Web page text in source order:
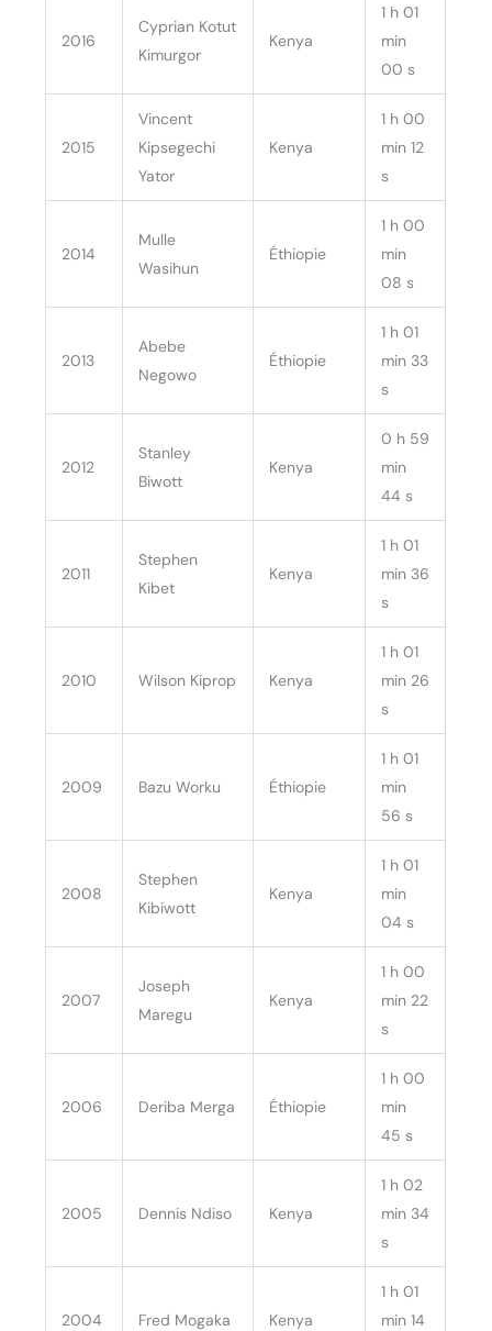
2016
Cyprian Kotut
Kimurgor
Kenya
1 h 01
min
00 s
2015
Vincent
Kipsegechi
Yator
Kenya
1 h 00
min 12
s
2014
Mulle
Wasihun
Éthiopie
1 h 00
min
08 s
2013
Abebe
Negowo
Éthiopie
1 h 01
min 33
s
2012
Stanley
Biwott
Kenya
0 h 59
min
44 s
2011
Stephen
Kibet
Kenya
1 h 01
min 36
s
2010 Wilson Kiprop Kenya
1 h 01
min 26
s
2009 Bazu Worku Éthiopie
1 h 01
min
56 s
2008
Stephen
Kibiwott
Kenya
1 h 01
min
04 s
2007
Joseph
Maregu
Kenya
1 h 00
min 22
s
2006 Deriba Merga Éthiopie
1 h 00
min
45 s
2005 Dennis Ndiso Kenya
1 h 02
min 34
s
2004 Fred Mogaka Kenya
1 h 01
min 14